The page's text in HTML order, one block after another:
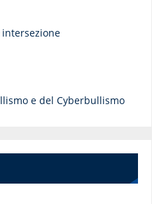
e del Cyberbullismo